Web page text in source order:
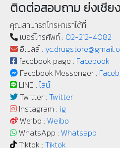
ติดต่อสอบถาม ย่งเชีย
คุณสามารถโทรหาเราได้ที่
เบอร์โทรศัพท์ : 02-212-4082
อีเมลล์ :
facebook page : Facebook
Facebook Messenger :
LINE :ไลน์
Twitter : Twitter
Instagram : ig
Weibo : Weibo
WhatsApp : Whatsapp
Tiktok : Tiktok